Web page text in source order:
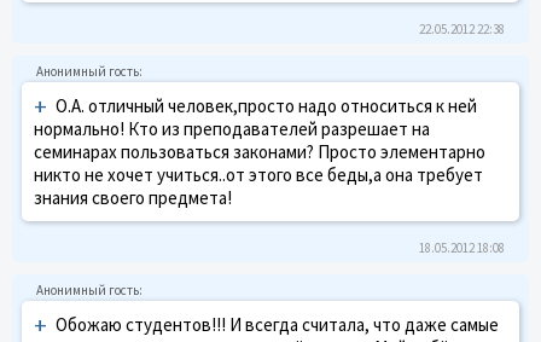
22.05.2012 22:38
+ О.А. отличный человек,просто надо относиться к ней
нормально! Кто из преподавателей разрешает на
семинарах пользоваться законами? Просто элементарно
никто не хочет учиться..от этого все беды,а она требует
знания своего предмета!
18.05.2012 18:08
+ Обожаю студентов!!! И всегда считала, что даже самые